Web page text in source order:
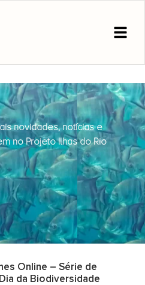
novidades, notícias e
no Projeto Ilhas do Rio
Online – Série de
da Biodiversidade